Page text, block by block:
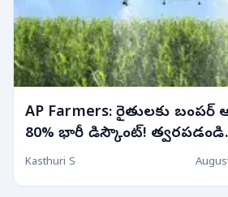
AP Farmers: రైతులకు
80% భారీ డిస్కౌంట్!
Kasthuri S